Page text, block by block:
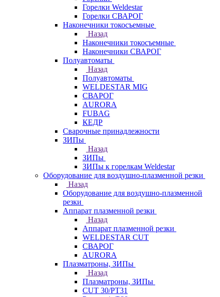
Горелки Weldestar
Горелки СВАРОГ
Наконечники токосъемные
Назад
Наконечники токосъемные
Наконечники СВАРОГ
Полуавтоматы
Назад
Полуавтоматы
WELDESTAR MIG
СВАРОГ
AURORA
FUBAG
КЕДР
Сварочные принадлежности
ЗИПы
Назад
ЗИПы
ЗИПы к горелкам Weldestar
Оборудование для воздушно-плазменной резки
Назад
Оборудование для воздушно-плазменной
резки
Аппарат плазменной резки
Назад
Аппарат плазменной резки
WELDESTAR CUT
СВАРОГ
AURORA
Плазматроны, ЗИПы
Назад
Плазматроны, ЗИПы
CUT 30/PT31